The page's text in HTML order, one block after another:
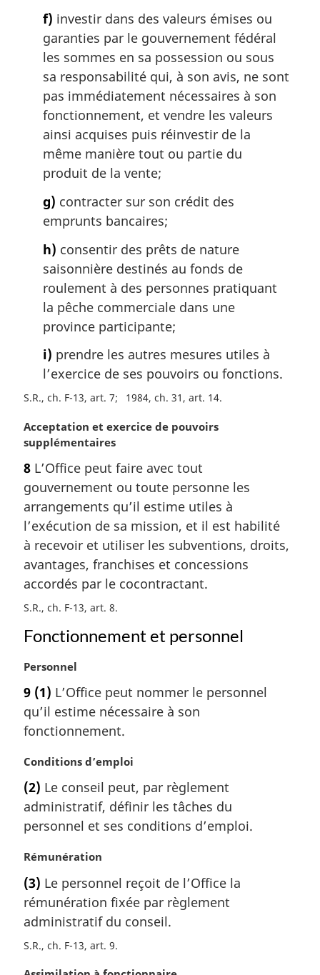
f) investir dans des valeurs émises ou
garanties par le gouvernement fédéral
les sommes en sa possession ou sous
sa responsabilité qui, à son avis, ne sont
pas immédiatement nécessaires à son
fonctionnement, et vendre les valeurs
ainsi acquises puis réinvestir de la
même manière tout ou partie du
produit de la vente;
g) contracter sur son crédit des
emprunts bancaires;
h) consentir des prêts de nature
saisonnière destinés au fonds de
roulement à des personnes pratiquant
la pêche commerciale dans une
province participante;
i) prendre les autres mesures utiles à
l’exercice de ses pouvoirs ou fonctions.
S.R., ch. F-13, art. 7 1984, ch. 31, art. 14
N
o
e
m
a
r
i
n
a
e
:
Acceptation et exercice de pouvoirs
supplémentaires
8 L’Office peut faire avec tout
gouvernement ou toute personne les
arrangements qu’il estime utiles à
l’exécution de sa mission, et il est habilité
à recevoir et utiliser les subventions, droits,
avantages, franchises et concessions
accordés par le cocontractant.
S.R., ch. F-13, art. 8
Fonctionnement et personnel
N
t
e
m
r
i
n
a
e
Personnel
9 (1) L’Office peut nommer le personnel
qu’il estime nécessaire à son
fonctionnement.
N
t
e
m
r
i
n
a
e
Conditions d’emploi
(2) Le conseil peut, par règlement
administratif, définir les tâches du
personnel et ses conditions d’emploi.
N
t
e
m
r
Rémunération
(3) Le personnel reçoit de l’Office la
rémunération fixée par règlement
administratif du conseil.
S.R., ch. F-13, art. 9